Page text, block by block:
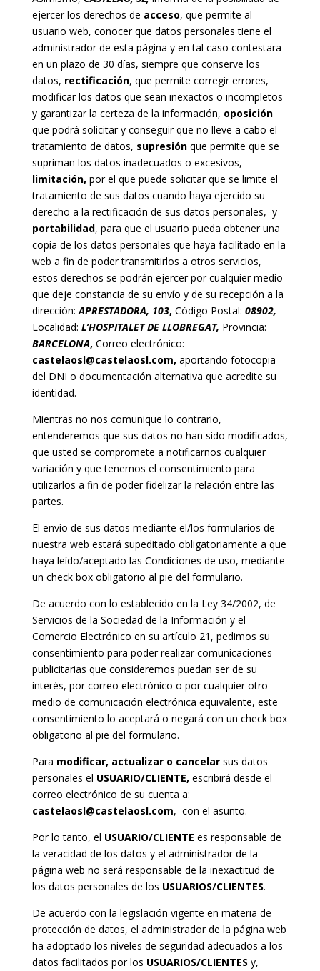
ejercer los derechos de acceso, que permite al
usuario web, conocer que datos personales tiene el
administrador de esta página y en tal caso contestara
en un plazo de 30 días, siempre que conserve los
datos, rectificación, que permite corregir errores,
modificar los datos que sean inexactos o incompletos
y garantizar la certeza de la información, oposición
que podrá solicitar y conseguir que no lleve a cabo el
tratamiento de datos, supresiónque permite que se
supriman los datos inadecuados o excesivos,
limitación, por el que puede solicitar que se limite el
tratamiento de sus datos cuando haya ejercido su
derecho a la rectificación de sus datos personales, y
portabilidad, para que el usuario pueda obtener una
copia de los datos personales que haya facilitado en la
web a fin de poder transmitirlos a otros servicios,
estos derechos se podrán ejercer por cualquier medio
que deje constancia de su envío y de su recepción a la
dirección: APRESTADORA, 103, Código Postal: 08902,
Localidad: L’HOSPITALET DE LLOBREGAT, Provincia:
BARCELONA, Correo electrónico:
castelaosl@castelaosl.com, aportando fotocopia
del DNI o documentación alternativa que acredite su
identidad.
Mientras no nos comunique lo contrario,
entenderemos que sus datos no han sido modificados,
que usted se compromete a notificarnos cualquier
variación y que tenemos el consentimiento para
utilizarlos a fin de poder fidelizar la relación entre las
partes.
El envío de sus datos mediante el/los formularios de
nuestra web estará supeditado obligatoriamente a que
haya leído/aceptado las Condiciones de uso, mediante
un check box obligatorio al pie del formulario.
De acuerdo con lo establecido en la Ley 34/2002, de
Servicios de la Sociedad de la Información y el
Comercio Electrónico en su artículo 21, pedimos su
consentimiento para poder realizar comunicaciones
publicitarias que consideremos puedan ser de su
interés, por correo electrónico o por cualquier otro
medio de comunicación electrónica equivalente, este
consentimiento lo aceptará o negará con un check box
obligatorio al pie del formulario.
Para modificar, actualizar o cancelarsus datos
personales el USUARIO/CLIENTE, escribirá desde el
correo electrónico de su cuenta a:
castelaosl@castelaosl.com, con el asunto.
Por lo tanto, el USUARIO/CLIENTE es responsable de
la veracidad de los datos y el administrador de la
página web no será responsable de la inexactitud de
los datos personales de los USUARIOS/CLIENTES.
De acuerdo con la legislación vigente en materia de
protección de datos, el administrador de la página web
ha adoptado los niveles de seguridad adecuados a los
datos facilitados por los USUARIOS/CLIENTES y,